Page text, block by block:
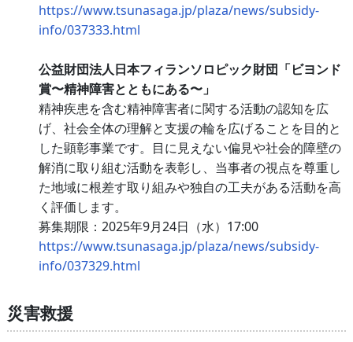
https://www.tsunasaga.jp/plaza/news/subsidy-
info/037333.html
公益財団法人日本フィランソロピック財団「ビヨンド
賞〜精神障害とともにある〜」
精神疾患を含む精神障害者に関する活動の認知を広
げ、社会全体の理解と支援の輪を広げることを目的と
した顕彰事業です。目に見えない偏見や社会的障壁の
解消に取り組む活動を表彰し、当事者の視点を尊重し
た地域に根差す取り組みや独自の工夫がある活動を高
く評価します。
募集期限：2025年9月24日（水）17:00
https://www.tsunasaga.jp/plaza/news/subsidy-
info/037329.html
災害救援